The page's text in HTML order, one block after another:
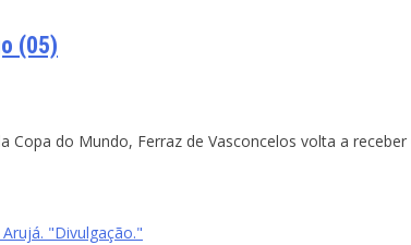
(05)
Copa do Mundo, Ferraz de Vasconcelos volta a
"Divulgação."